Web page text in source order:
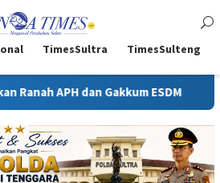
TimesSultra TimesSulteng
ESDM Kejati Sultra Telaah